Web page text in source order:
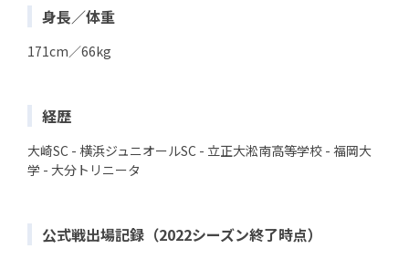
身長／体重
171cm／66kg
経歴
大崎SC - 横浜ジュニオールSC - 立正大淞南高等学校 - 福岡大
学 - 大分トリニータ
公式戦出場記録（2022シーズン終了時点）